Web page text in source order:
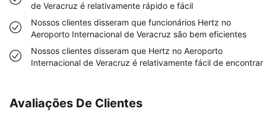
de Veracruz é relativamente rápido e fácil
Nossos clientes disseram que funcionários Hertz no
Aeroporto Internacional de Veracruz são bem eficientes
Nossos clientes disseram que Hertz no Aeroporto
Internacional de Veracruz é relativamente fácil de encontrar
Avaliações De Clientes